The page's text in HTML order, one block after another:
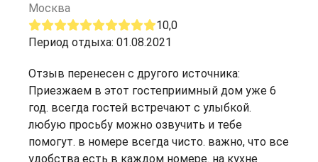
Москва
10,0
Период отдыха: 01.08.2021
Отзыв перенесен с другого источника:
Приезжаем в этот гостеприимный дом уже 6
год. всегда гостей встречают с улыбкой.
любую просьбу можно озвучить и тебе
помогут. в номере всегда чисто. важно, что все
удобства есть в каждом номере. на кухне